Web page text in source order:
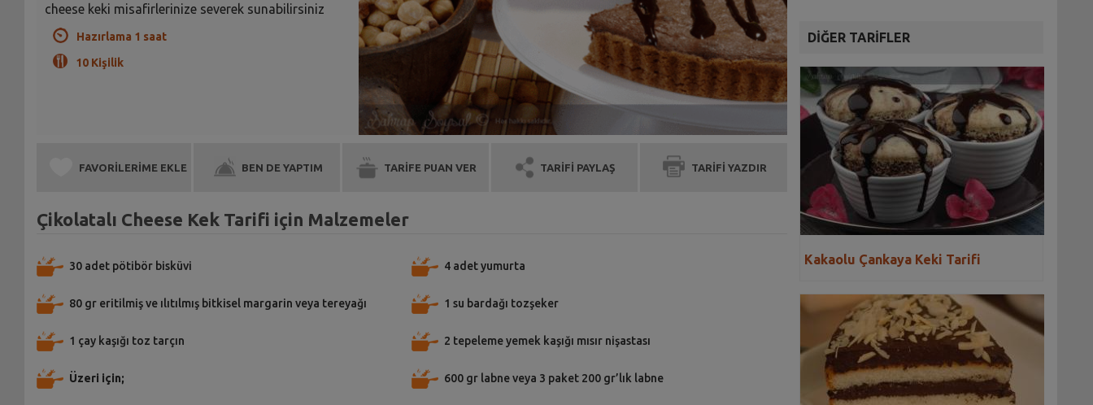
cheese keki misafirlerinize severek sunabilirsiniz
Hazırlama 1 saat
10 Kişilik
FAVORİLERİME EKLE BEN DE YAPTIM TARİFE PUAN VER TARİFİ PAYLAŞ TARİFİ YAZDIR
Çikolatalı Cheese Kek Tarifi için Malzemeler
30 adet pötibör bisküvi
80 gr eritilmiş ve ılıtılmış bitkisel margarin veya tereyağı
1 çay kaşığı toz tarçın
Üzeri için;
4 adet yumurta
1 su bardağı tozşeker
2 tepeleme yemek kaşığı mısır nişastası
600 gr labne veya 3 paket 200 gr’lık labne
DİĞER TARİFLER
Kakaolu Çankaya Keki Tarifi